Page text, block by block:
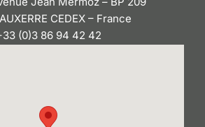
CEDEX – France
(0)3 86 94 42 42